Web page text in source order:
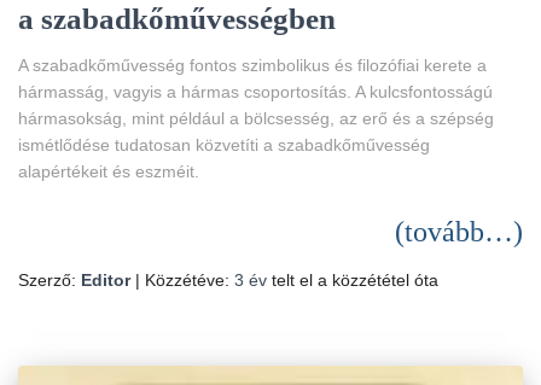
a szabadkőművességben
A szabadkőművesség fontos szimbolikus és filozófiai kerete a
hármasság, vagyis a hármas csoportosítás. A kulcsfontosságú
hármasokság, mint például a bölcsesség, az erő és a szépség
ismétlődése tudatosan közvetíti a szabadkőművesség
alapértékeit és eszméit.
(tovább…)
Szerző: Editor| Közzétéve: 3 év telt el a közzététel óta